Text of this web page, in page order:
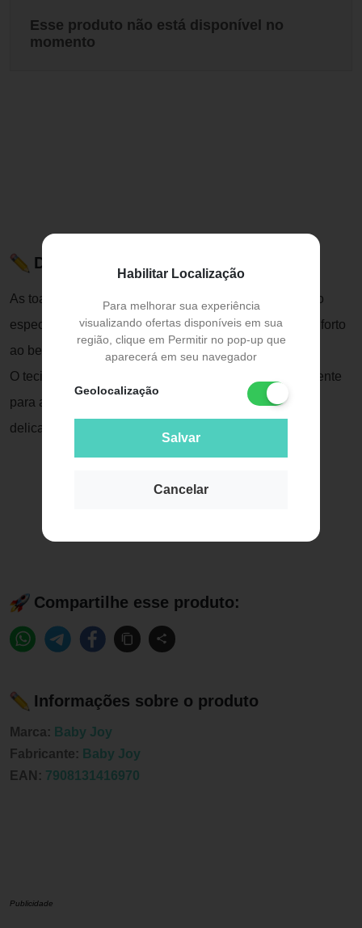
Habilitar Localização
Para melhorar sua experiência
visualizando ofertas disponíveis em sua
região, clique em Permitir no pop-up que
aparecerá em seu navegador
Geolocalização
Salvar
Cancelar
Esse produto não está disponível no
momento
Descrição do Produto
As toalhas Baby Joy Soft são produzidas em um tecido
especialmente projetado para prover o máximo de conforto
ao bebê.
O tecido é fofo e leve, com aparência enrugada, excelente
para absorver a água do banho, sem agredir a pele
delicada do bebê.
Compartilhe esse produto:
Informações sobre o produto
Marca: Baby Joy
Fabricante: Baby Joy
EAN: 7908131416970
Publicidade